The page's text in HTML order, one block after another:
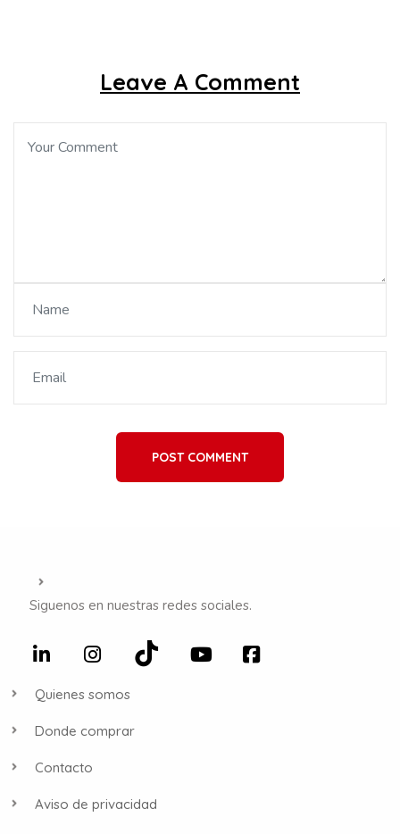
Leave A Comment
POST COMMENT
Siguenos en nuestras redes sociales.
Quienes somos
Donde comprar
Contacto
Aviso de privacidad